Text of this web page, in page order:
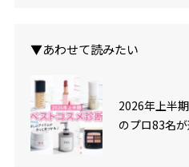
▼あわせて読みたい
2026年上半
のプロ83名